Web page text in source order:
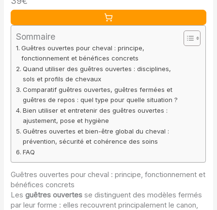
Avant,L
Sommaire
Guêtres ouvertes pour cheval : principe,
fonctionnement et bénéfices concrets
Quand utiliser des guêtres ouvertes : disciplines,
sols et profils de chevaux
Comparatif guêtres ouvertes, guêtres fermées et
guêtres de repos : quel type pour quelle situation ?
Bien utiliser et entretenir des guêtres ouvertes :
ajustement, pose et hygiène
Guêtres ouvertes et bien-être global du cheval :
prévention, sécurité et cohérence des soins
FAQ
Guêtres ouvertes pour cheval : principe, fonctionnement et
bénéfices concrets
Lesguêtres ouvertes se distinguent des modèles fermés
par leur forme : elles recouvrent principalement le canon,